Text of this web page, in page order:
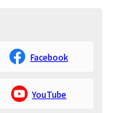
Facebook
YouTube